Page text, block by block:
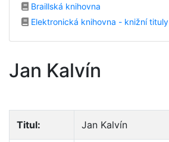
Braillská knihovna
Elektronická knihovna - knižní tituly
Jan Kalvín
Titul: Jan Kalvín